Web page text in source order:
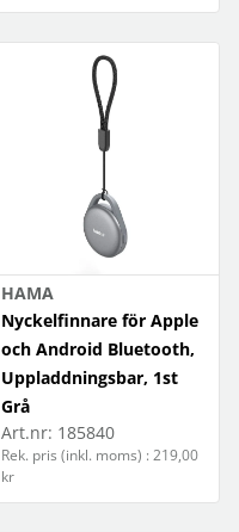
HAMA
Nyckelfinnare för Apple
och Android Bluetooth,
Uppladdningsbar, 1st
Grå
Art.nr: 185840
Rek. pris (inkl. moms) : 219,00
kr